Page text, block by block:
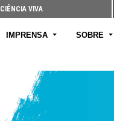
CIÊNCIA VIVA
IMPRENSA SOBRE